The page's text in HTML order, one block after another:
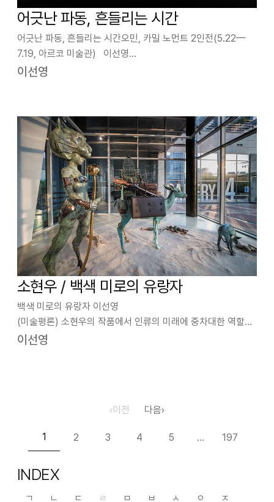
어긋난 파동, 흔들리는 시간
어긋난 파동, 흔들리는 시간오민, 카밀 노먼트 2인전(5.22—
7.19, 아르코 미술관) 이선영
(미술평론) 얼마 전 끝난 선거까지 가세해 온통 시끌벅적한 거
이선영
소현우 / 백색 미로의 유랑자
백색 미로의 유랑자 이선영
(미술평론) 소현우의 작품에서 인류의 미래에 중차대한 역할을
할 주인공은 토템 같은 머리 장식에 빛나는 홀을 든 선지자 풍모
이선영
‹이전
1 2 3 4 5 … 197
다음›
INDEX
ㄱ ㄴ ㄷ ㄹ ㅁ ㅂ ㅅ ㅇ ㅈ